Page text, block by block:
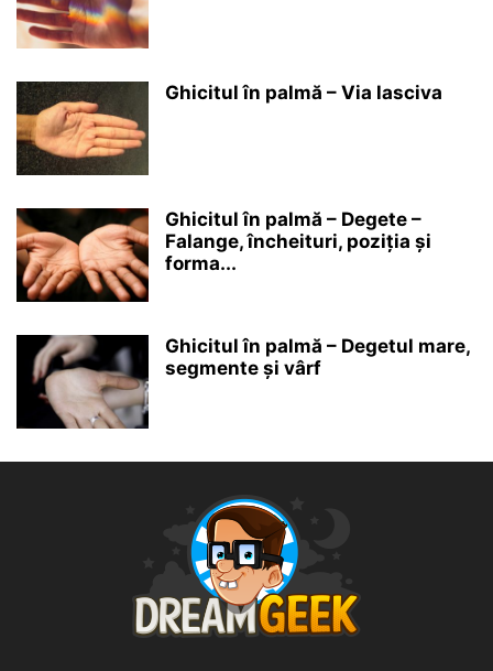
Ghicitul în palmă – Via lasciva
Ghicitul în palmă – Degete –
Falange, încheituri, poziția și
forma...
Ghicitul în palmă – Degetul mare,
segmente și vârf